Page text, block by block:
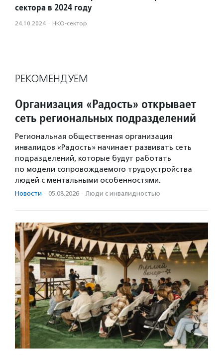
сектора в 2024 году
24.10.2024 · НКО-сектор
РЕКОМЕНДУЕМ
Организация «Радость» открывает
сеть региональных подразделений
Региональная общественная организация
инвалидов «Радость» начинает развивать сеть
подразделений, которые будут работать
по модели сопровождаемого трудоустройства
людей с ментальными особенностями.
Новости · 05.08.2026 · Люди с инвалидностью